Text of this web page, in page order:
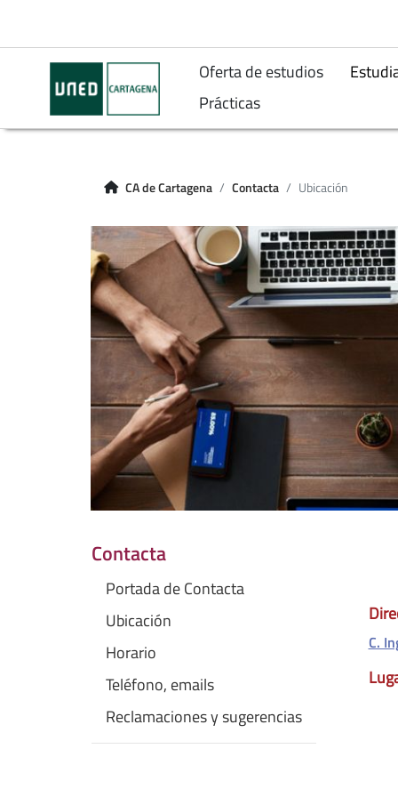
Oferta de estudios
Prácticas
CA de Cartagena Contacta Ubicación
Contacta
Portada de Contacta
Ubicación
Horario
Teléfono, emails
Reclamaciones y sugerencias
C.